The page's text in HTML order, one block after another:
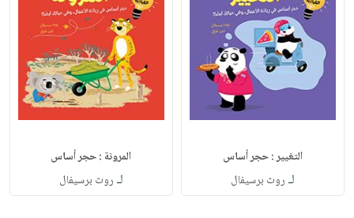
التغيير : حجر أساس
لـ روث برسيفال
المرونة : حجر أساس
لـ روث برسيفال